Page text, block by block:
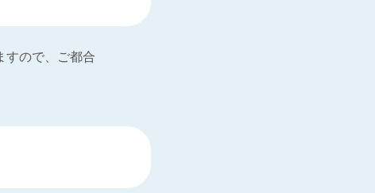
すので、ご都合